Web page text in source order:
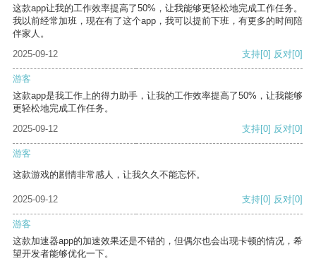
这款app让我的工作效率提高了50%，让我能够更轻松地完成工作任务。
我以前经常加班，现在有了这个app，我可以提前下班，有更多的时间陪
伴家人。
2025-09-12
支持[0] 反对[0]
游客
这款app是我工作上的得力助手，让我的工作效率提高了50%，让我能够
更轻松地完成工作任务。
2025-09-12
支持[0] 反对[0]
游客
这款游戏的剧情非常感人，让我久久不能忘怀。
2025-09-12 支持[0] 反对[0]
游客
这款加速器app的加速效果还是不错的，但偶尔也会出现卡顿的情况，希
望开发者能够优化一下。